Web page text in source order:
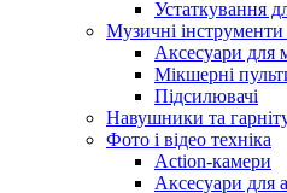
Устаткування
Музичні
Аксесуари для
Мікшерні
Підсилювачі
Навушники та
Фото і відео техніка
Action-камери
Аксесуари для